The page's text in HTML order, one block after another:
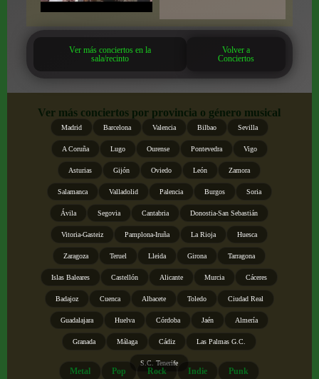
Ver más conciertos en la
sala/recinto
Volver a
Conciertos
Ver más conciertos por provincia o género musical
Madrid Barcelona Valencia Bilbao Sevilla
A Coruña Lugo Ourense Pontevedra Vigo
Asturias Gijón Oviedo León Zamora
Salamanca Valladolid Palencia Burgos Soria
Ávila Segovia Cantabria Donostia-San Sebastián
Vitoria-Gasteiz Pamplona-Iruña La Rioja Huesca
Zaragoza Teruel Lleida Girona Tarragona
Islas Baleares Castellón Alicante Murcia Cáceres
Badajoz Cuenca Albacete Toledo Ciudad Real
Guadalajara Huelva Córdoba Jaén Almería
Granada Málaga Cádiz Las Palmas G.C.
S.C. Tenerife
Metal Pop Rock Indie Punk